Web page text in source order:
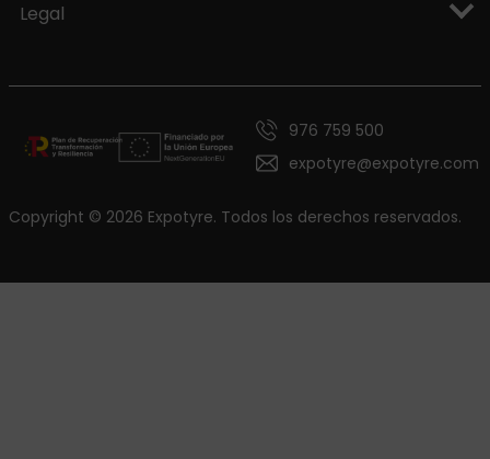
Legal
976 759 500
expotyre@expotyre.com
Copyright © 2026 Expotyre. Todos los derechos reservados.